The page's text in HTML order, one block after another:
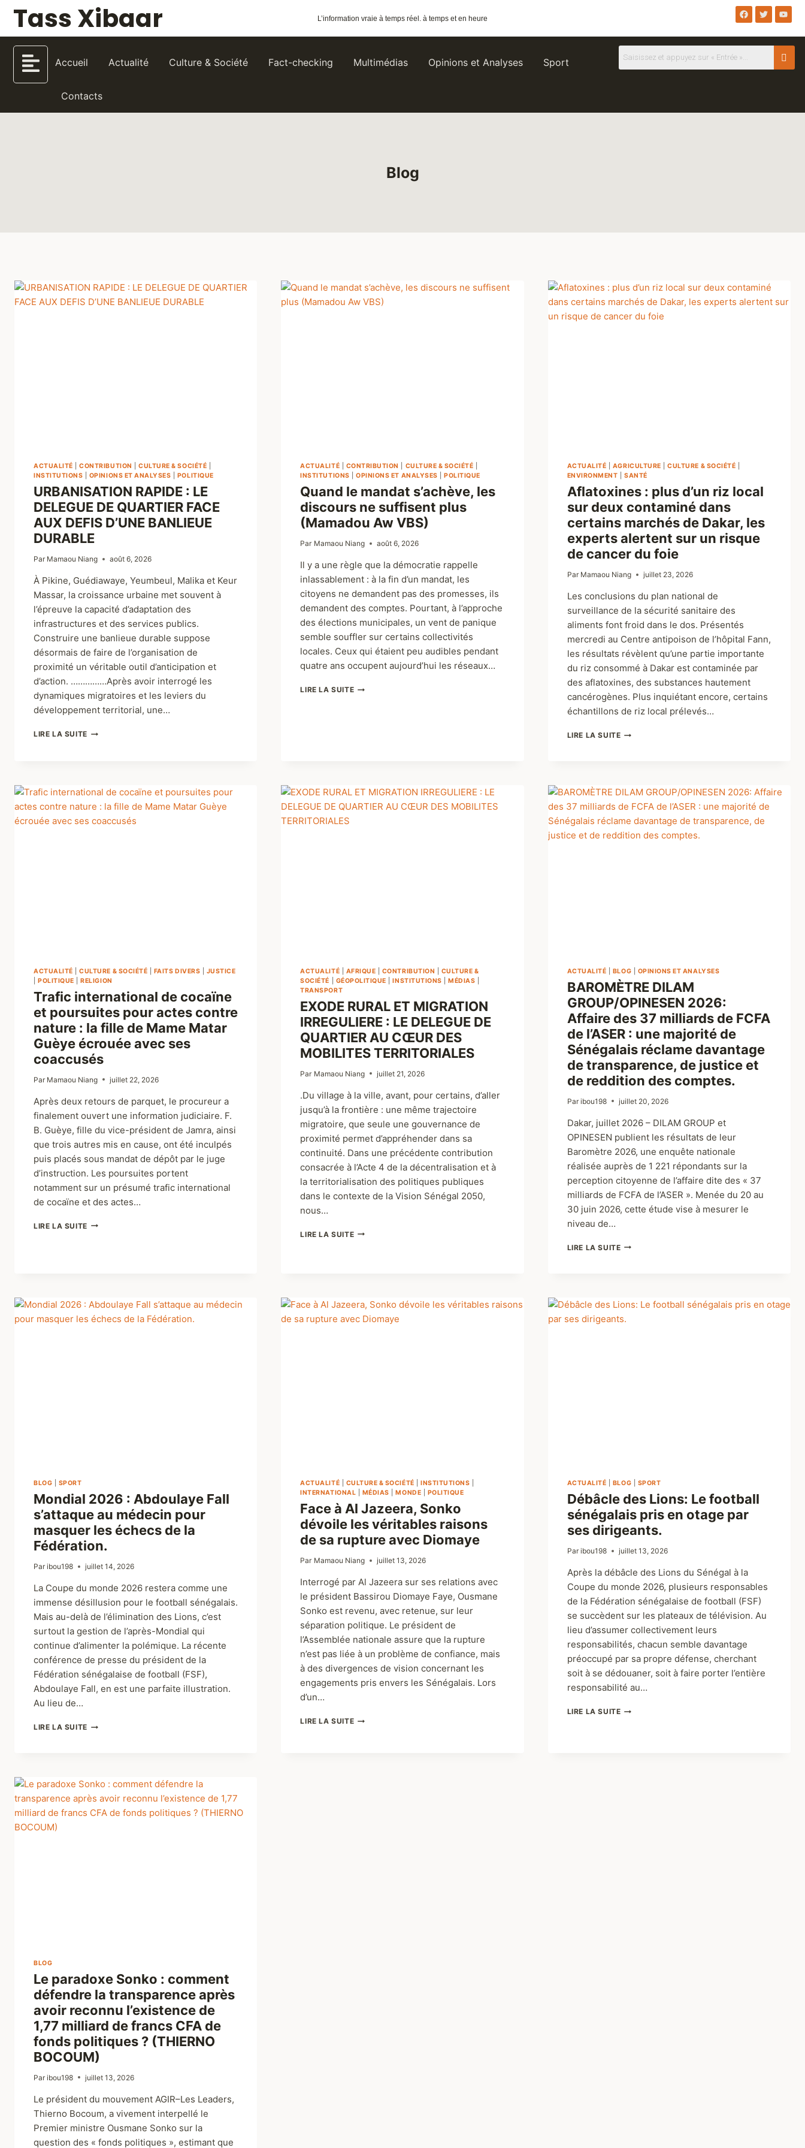
Tass Xibaar L’information vraie à temps réel. à temps et en heure
Accueil Actualité Culture & Société Fact-checking Multimédias Opinions et Analyses Sport
Contacts
Blog
ACTUALITÉ |CONTRIBUTION |CULTURE & SOCIÉTÉ
INSTITUTIONS
OPINIONS ET ANALYSES POLITIQUE
URBANISATION RAPIDE : LE
DELEGUE DE QUARTIER FACE
AUX DEFIS D’UNE BANLIEUE
DURABLE
Par Mamaou Niang août 6, 2026
À Pikine, Guédiawaye, Yeumbeul, Malika et Keur
Massar, la croissance urbaine met souvent à
l’épreuve la capacité d’adaptation des
infrastructures et des services publics.
Construire une banlieue durable suppose
désormais de faire de l’organisation de
proximité un véritable outil d’anticipation et
d’action. ……………Après avoir interrogé les
dynamiques migratoires et les leviers du
développement territorial, une…
LIRE LA SUITE
ACTUALITÉ CONTRIBUTION CULTURE & SOCIÉTÉ
INSTITUTIONS |OPINIONS ET ANALYSES |POLITIQUE
Quand le mandat s’achève, les
discours ne suffisent plus
(Mamadou Aw VBS)
Par Mamaou Niang août 6, 2026
Il y a une règle que la démocratie rappelle
inlassablement : à la fin d’un mandat, les
citoyens ne demandent pas des promesses, ils
demandent des comptes. Pourtant, à l’approche
des élections municipales, un vent de panique
semble souffler sur certains collectivités
locales. Ceux qui étaient peu audibles pendant
quatre ans occupent aujourd’hui les réseaux…
LIRE LA SUITE
ACTUALITÉ AGRICULTURE |CULTURE & SOCIÉTÉ
ENVIRONMENT |SANTÉ
Aflatoxines : plus d’un riz local
sur deux contaminé dans
certains marchés de Dakar, les
experts alertent sur un risque
de cancer du foie
Par Mamaou Niang juillet 23, 2026
Les conclusions du plan national de
surveillance de la sécurité sanitaire des
aliments font froid dans le dos. Présentés
mercredi au Centre antipoison de l’hôpital Fann,
les résultats révèlent qu’une partie importante
du riz consommé à Dakar est contaminée par
des aflatoxines, des substances hautement
cancérogènes. Plus inquiétant encore, certains
échantillons de riz local prélevés…
LIRE LA SUITE
ACTUALITÉ |CULTURE & SOCIÉTÉ FAITS DIVERS
JUSTICE
|POLITIQUE |RELIGION
Trafic international de cocaïne
et poursuites pour actes contre
nature : la fille de Mame Matar
Guèye écrouée avec ses
coaccusés
Par Mamaou Niang juillet 22, 2026
Après deux retours de parquet, le procureur a
finalement ouvert une information judiciaire. F.
B. Guèye, fille du vice-président de Jamra, ainsi
que trois autres mis en cause, ont été inculpés
puis placés sous mandat de dépôt par le juge
d’instruction. Les poursuites portent
notamment sur un présumé trafic international
de cocaïne et des actes…
LIRE LA SUITE
ACTUALITÉ AFRIQUE CONTRIBUTION
CULTURE &
SOCIÉTÉ
GÉOPOLITIQUE |INSTITUTIONS |MÉDIAS
TRANSPORT
EXODE RURAL ET MIGRATION
IRREGULIERE : LE DELEGUE DE
QUARTIER AU CŒUR DES
MOBILITES TERRITORIALES
Par Mamaou Niang juillet 21, 2026
.Du village à la ville, avant, pour certains, d’aller
jusqu’à la frontière : une même trajectoire
migratoire, que seule une gouvernance de
proximité permet d’appréhender dans sa
continuité. Dans une précédente contribution
consacrée à l’Acte 4 de la décentralisation et à
la territorialisation des politiques publiques
dans le contexte de la Vision Sénégal 2050,
nous…
LIRE LA SUITE
ACTUALITÉ BLOG OPINIONS ET ANALYSES
BAROMÈTRE DILAM
GROUP/OPINESEN 2026:
Affaire des 37 milliards de FCFA
de l’ASER : une majorité de
Sénégalais réclame davantage
de transparence, de justice et
de reddition des comptes.
Par ibou198 juillet 20, 2026
Dakar, juillet 2026 – DILAM GROUP et
OPINESEN publient les résultats de leur
Baromètre 2026, une enquête nationale
réalisée auprès de 1 221 répondants sur la
perception citoyenne de l’affaire dite des « 37
milliards de FCFA de l’ASER ». Menée du 20 au
30 juin 2026, cette étude vise à mesurer le
niveau de…
LIRE LA SUITE
BLOG SPORT
Mondial 2026 : Abdoulaye Fall
s’attaque au médecin pour
masquer les échecs de la
Fédération.
Par ibou198 juillet 14, 2026
La Coupe du monde 2026 restera comme une
immense désillusion pour le football sénégalais.
Mais au-delà de l’élimination des Lions, c’est
surtout la gestion de l’après-Mondial qui
continue d’alimenter la polémique. La récente
conférence de presse du président de la
Fédération sénégalaise de football (FSF),
Abdoulaye Fall, en est une parfaite illustration.
Au lieu de…
LIRE LA SUITE
ACTUALITÉ CULTURE & SOCIÉTÉ |INSTITUTIONS
INTERNATIONAL
MÉDIAS |MONDE POLITIQUE
Face à Al Jazeera, Sonko
dévoile les véritables raisons
de sa rupture avec Diomaye
Par Mamaou Niang juillet 13, 2026
Interrogé par Al Jazeera sur ses relations avec
le président Bassirou Diomaye Faye, Ousmane
Sonko est revenu, avec retenue, sur leur
séparation politique. Le président de
l’Assemblée nationale assure que la rupture
n’est pas liée à un problème de confiance, mais
à des divergences de vision concernant les
engagements pris envers les Sénégalais. Lors
d’un…
LIRE LA SUITE
ACTUALITÉ BLOG SPORT
Débâcle des Lions: Le football
sénégalais pris en otage par
ses dirigeants.
Par ibou198 juillet 13, 2026
Après la débâcle des Lions du Sénégal à la
Coupe du monde 2026, plusieurs responsables
de la Fédération sénégalaise de football (FSF)
se succèdent sur les plateaux de télévision. Au
lieu d’assumer collectivement leurs
responsabilités, chacun semble davantage
préoccupé par sa propre défense, cherchant
soit à se dédouaner, soit à faire porter l’entière
responsabilité au…
LIRE LA SUITE
BLOG
Le paradoxe Sonko : comment
défendre la transparence après
avoir reconnu l’existence de
1,77 milliard de francs CFA de
fonds politiques ? (THIERNO
BOCOUM)
Par ibou198 juillet 13, 2026
Le président du mouvement AGIR–Les Leaders,
Thierno Bocoum, a vivement interpellé le
Premier ministre Ousmane Sonko sur la
question des « fonds politiques », estimant que